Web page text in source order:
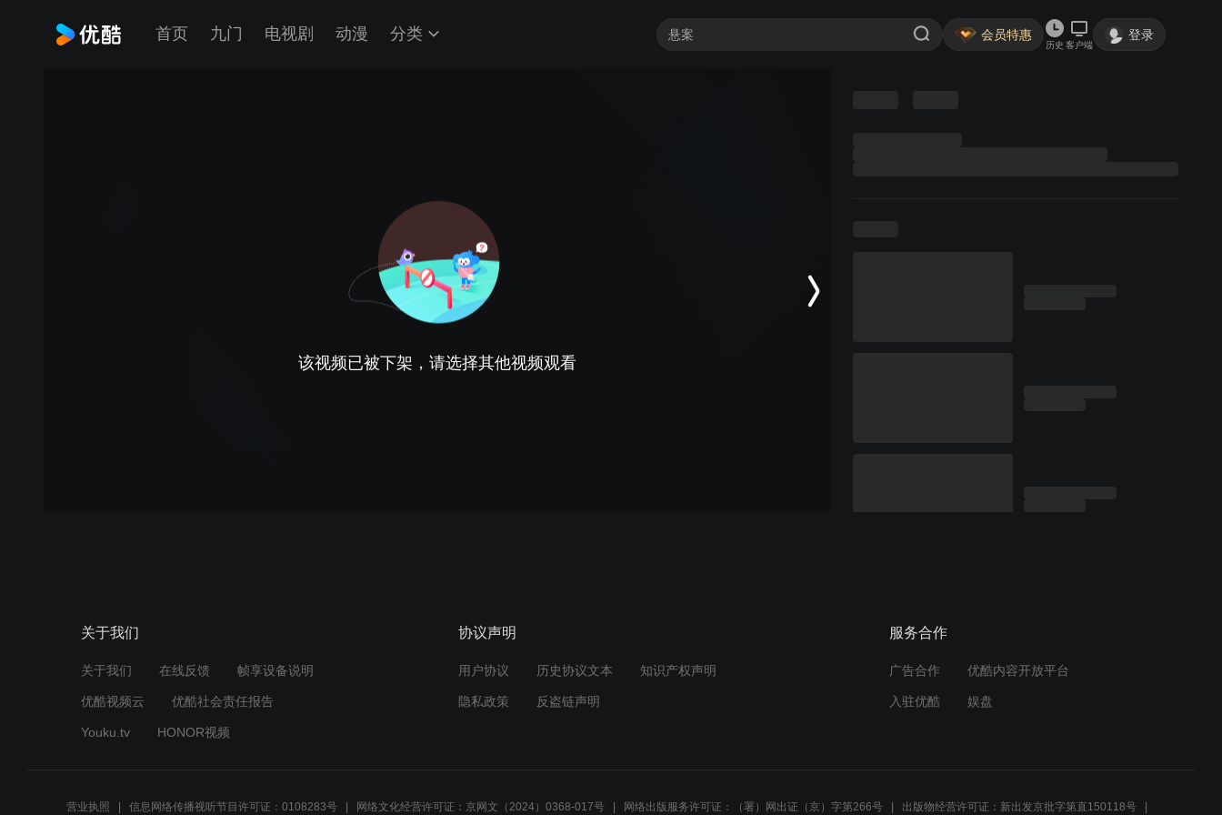
首页 九门 电视剧 动漫 分类 会员特惠
历史 客户端
登录
该视频已被下架，请选择其他视频观看
关于我们
关于我们 在线反馈 帧享设备说明
优酷视频云 优酷社会责任报告
Youku.tv HONOR视频
协议声明
用户协议 历史协议文本 知识产权声明
隐私政策 反盗链声明
服务合作
广告合作 优酷内容开放平台
入驻优酷 娱盘
营业执照 信息网络传播视听节目许可证：0108283号 网络文化经营许可证：京网文（2024）0368-017号 网络出版服务许可证：（署）网出证（京）字第266号 出版物经营许可证：新出发京批字第直150118号